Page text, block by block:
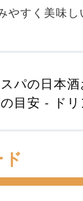
すく美味し
パの日本
目安 - ド